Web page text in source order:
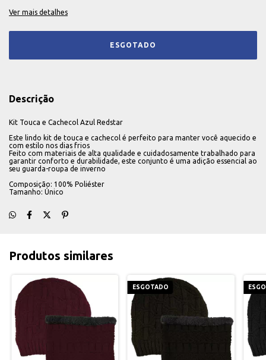
Ver mais detalhes
Descrição
Kit Touca e Cachecol Azul Redstar
Este lindo kit de touca e cachecol é perfeito para manter você aquecido e
com estilo nos dias frios
Feito com materiais de alta qualidade e cuidadosamente trabalhado para
garantir conforto e durabilidade, este conjunto é uma adição essencial ao
seu guarda-roupa de inverno
Composição: 100% Poliéster
Tamanho: Único
Produtos similares
ESGOTADO